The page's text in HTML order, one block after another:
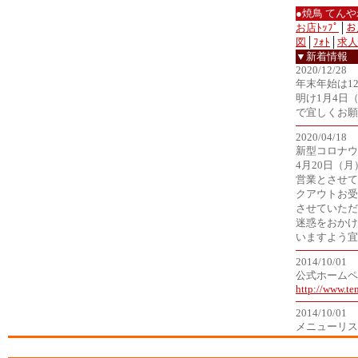
●焼鳥 てん
お店ﾄｯﾌﾟ
図
ﾌｫﾄ
求
▼新着情報
2020/12/28
年末年始は
明け1月4日
で宜しくお
2020/04/18
新型コロナ
4月20日（月
営業とさせ
クアウトお
させていた
迷惑をおか
いますよう
2014/10/01
公式ホーム
http://
2014/10/01
メニューリ